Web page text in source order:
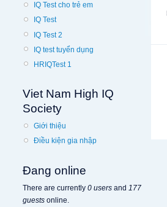
IQ Test cho trẻ em
IQ Test
IQ Test 2
IQ test tuyển dụng
HRIQTest 1
Viet Nam High IQ
Society
Giới thiệu
Điều kiện gia nhập
Đang online
There are currently 0 users and 177
guests online.